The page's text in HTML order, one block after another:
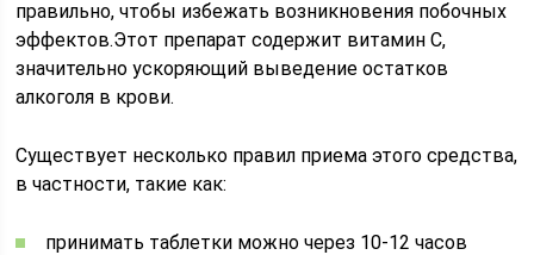
правильно, чтобы избежать возникновения побочных
эффектов.Этот препарат содержит витамин C,
значительно ускоряющий выведение остатков
алкоголя в крови.
Существует несколько правил приема этого средства,
в частности, такие как:
принимать таблетки можно через 10-12 часов